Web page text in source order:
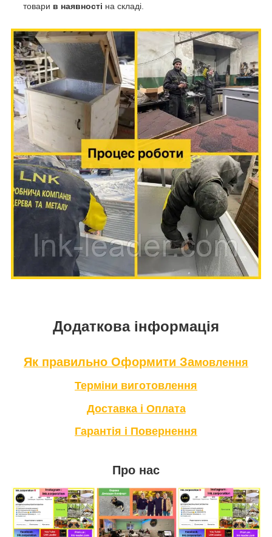
товари в наявності на складі.
Додаткова інформація
Як правильно Оформити Замовлення
Терміни виготовлення
Доставка і Оплата
Гарантія і Повернення
Про нас